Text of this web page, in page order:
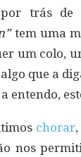
trás de
tem uma
um colo,
que a
entendo,
chorar
nos